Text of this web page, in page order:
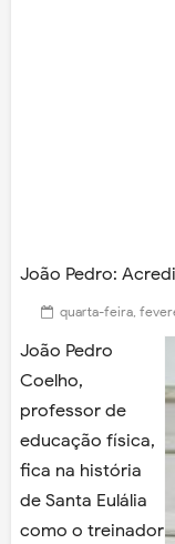
João Pedro:
quarta-feira,
João Pedro
Coelho,
professor de
educação física,
fica na história
de Santa Eulália
como o treinador